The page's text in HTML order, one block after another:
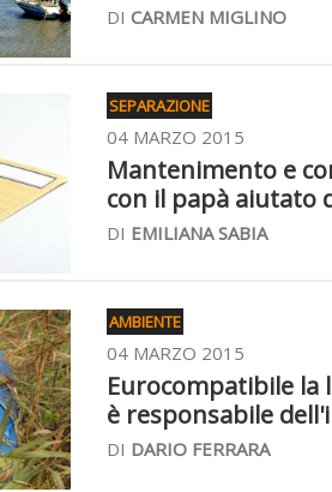
DI CARMEN MIGLINO
SEPARAZIONE
04 MARZO 2015
Mantenimento e
con il papà
DI EMILIANA SABIA
AMBIENTE
04 MARZO 2015
Eurocompatibile la
è responsabile
DI DARIO FERRARA